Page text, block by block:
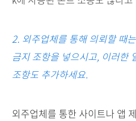
2. 외주업체를 통해 의뢰할 때
금지 조항을 넣으시고, 이러한
조항도 추가하세요.
외주업체를 통한 사이트나 앱